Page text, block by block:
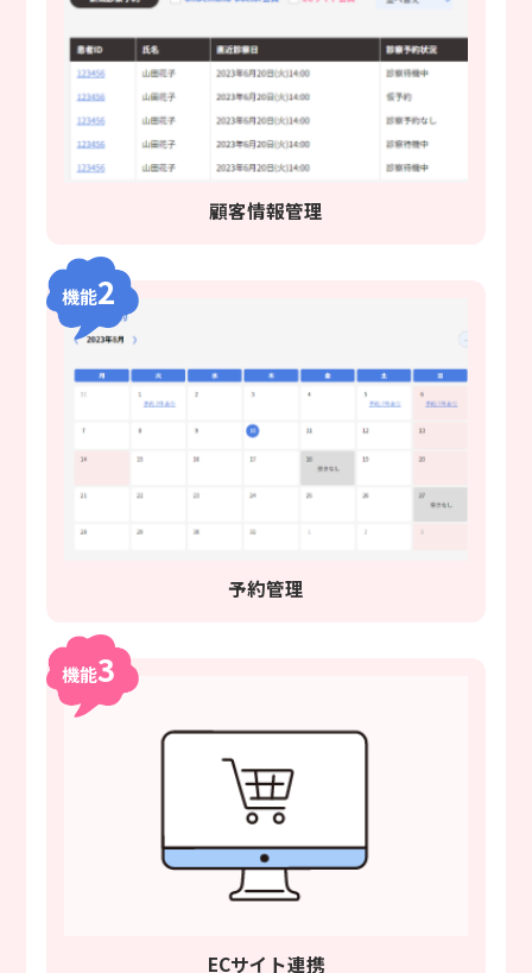
顧客情報管理
機能2
予約管理
機能3
ECサイト連携